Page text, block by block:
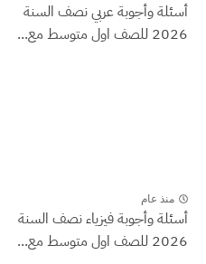
أسئلة وأجوبة عربي نصف السنة
2026 للصف اول متوسط مع...
منذ عام
أسئلة وأجوبة فيزياء نصف السنة
2026 للصف اول متوسط مع...